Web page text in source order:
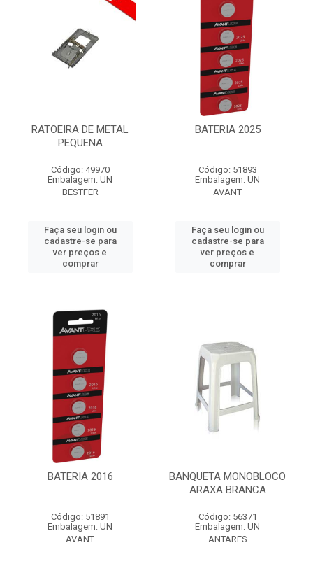
RATOEIRA DE METAL
PEQUENA
Código: 49970
Embalagem: UN
BESTFER
Faça seu login ou
cadastre-se para
ver preços e
comprar
BATERIA 2025
Código: 51893
Embalagem: UN
AVANT
Faça seu login ou
cadastre-se para
ver preços e
comprar
BATERIA 2016
Código: 51891
Embalagem: UN
AVANT
BANQUETA MONOBLOCO
ARAXA BRANCA
Código: 56371
Embalagem: UN
ANTARES